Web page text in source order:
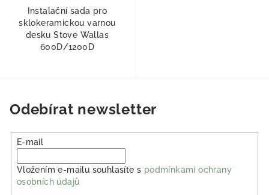
Instalační sada pro
sklokeramickou varnou
desku Stove Wallas
600D/1200D
Odebírat newsletter
E-mail
Vložením e-mailu souhlasíte s podmínkami ochrany
osobních údajů